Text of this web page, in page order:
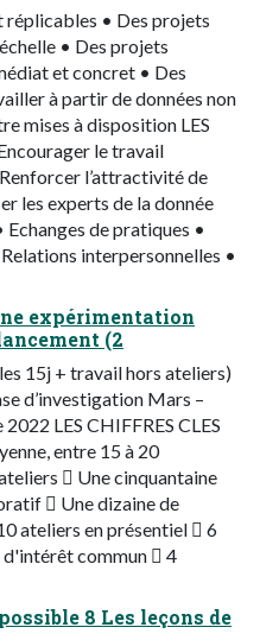
• Des projets
• Des projets
et concret • Des
à partir de données non
mises à disposition LES
le travail
l’attractivité de
les experts de la donnée
Echanges de pratiques •
interpersonnelles •
expérimentation
(2
15j + travail hors ateliers)
d’investigation Mars –
LES CHIFFRES CLES
entre 15 à 20
 Une cinquantaine
 Une dizaine de
ateliers en présentiel  6
commun  4
8 Les leçons de